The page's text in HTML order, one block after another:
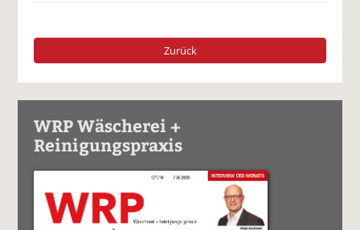
Zurück
WRP Wäscherei +
Reinigungspraxis